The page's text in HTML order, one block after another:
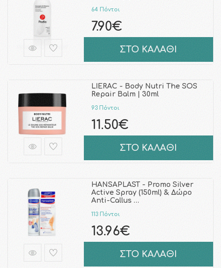
64 Πόντοι
7.90€
ΣΤΟ ΚΑΛΑΘΙ
LIERAC - Body Nutri The SOS
Repair Balm | 30ml
93 Πόντοι
11.50€
ΣΤΟ ΚΑΛΑΘΙ
HANSAPLAST - Promo Silver
Active Spray (150ml) & Δώρο
Anti-Callus …
113 Πόντοι
13.96€
ΣΤΟ ΚΑΛΑΘΙ